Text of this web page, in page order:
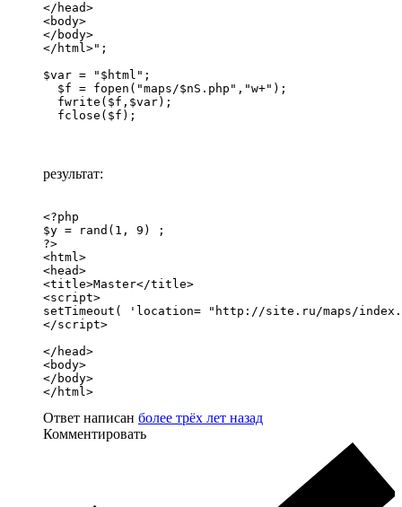
</head>
<body>
</body>
</html>";
$var = "$html";
  $f = fopen("maps/$nS.php","w+");
  fwrite($f,$var);
  fclose($f);
результат:
<?php
$y = rand(1, 9) ;
?>
<html>
<head>
<title>Master</title>
<script>
setTimeout( 'location= "http://site.ru/maps/
</script>
</head>
<body>
</body>
</html>
Ответ написан более трёх лет назад
Комментировать